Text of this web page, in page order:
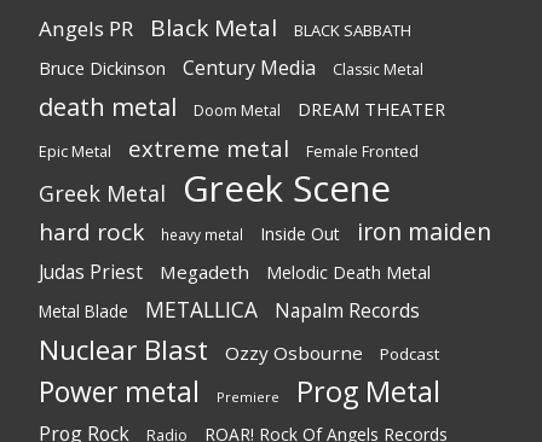
Angels PR Black Metal BLACK SABBATH
Bruce Dickinson Century Media Classic Metal
death metal Doom Metal DREAM THEATER
Epic Metal extreme metal Female Fronted
Greek Metal Greek Scene
hard rock heavy metal Inside Out iron maiden
Judas Priest Megadeth Melodic Death Metal
Metal Blade METALLICA Napalm Records
Nuclear Blast Ozzy Osbourne Podcast
Power metal Premiere Prog Metal
Prog Rock Radio ROAR! Rock Of Angels Records